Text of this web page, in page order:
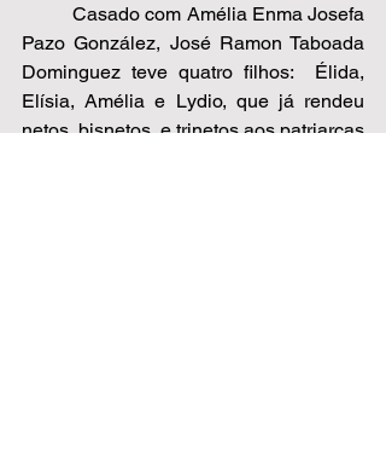
          Casado com Amélia Enma Josefa
Pazo González, José Ramon Taboada
Dominguez teve quatro filhos:  Élida,
Elísia, Amélia e Lydio, que já rendeu
netos, bisnetos  e trinetos aos patriarcas